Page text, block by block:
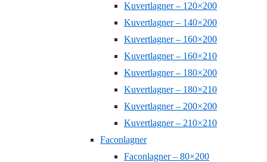
Kuvertlagner – 120×200
Kuvertlagner – 140×200
Kuvertlagner – 160×200
Kuvertlagner – 160×210
Kuvertlagner – 180×200
Kuvertlagner – 180×210
Kuvertlagner – 200×200
Kuvertlagner – 210×210
Faconlagner
Faconlagner – 80×200